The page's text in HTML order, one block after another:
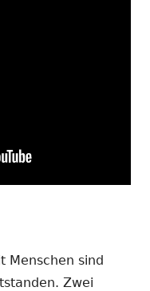
Menschen sind
Zwei